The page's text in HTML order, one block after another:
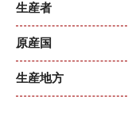
生産者
原産国
生産地方